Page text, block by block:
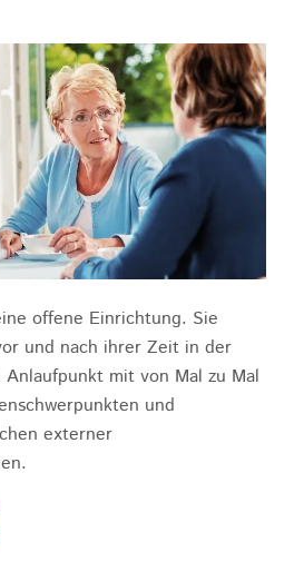
offene Einrichtung. Sie
und nach ihrer Zeit in der
mit von Mal zu Mal
und
externer